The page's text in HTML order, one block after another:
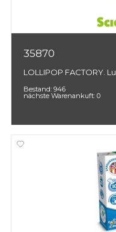
35870
LOLLIPOP FACTORY.
Bestand: 946
nächste Warenankuft: 0